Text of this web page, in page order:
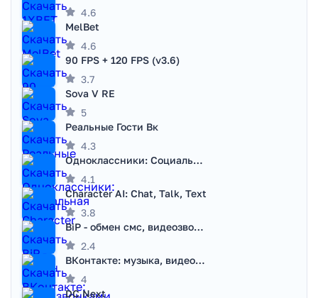
4.6
MelBet
4.6
90 FPS + 120 FPS (v3.6)
3.7
Sova V RE
5
Реальные Гости Вк
4.3
Одноклассники: Социальная сеть
4.1
Character AI: Chat, Talk, Text
3.8
BiP - обмен смс, видеозвонками
2.4
ВКонтакте: музыка, видео, чат
4
DC Next